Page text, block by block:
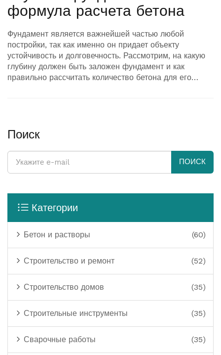
формула расчета бетона
Фундамент является важнейшей частью любой
постройки, так как именно он придает объекту
устойчивость и долговечность. Рассмотрим, на какую
глубину должен быть заложен фундамент и как
правильно рассчитать количество бетона для его
Поиск
ПОИСК
Категории
Бетон и растворы (60)
Строительство и ремонт (52)
Строительство домов (35)
Строительные инструменты (35)
Сварочные работы (35)